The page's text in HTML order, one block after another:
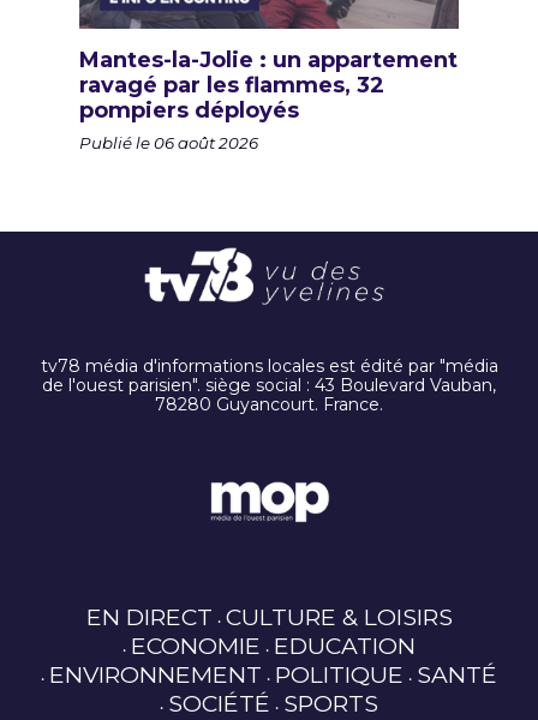
Mantes-la-Jolie : un appartement
ravagé par les flammes, 32
pompiers déployés
Publié le 06 août 2026
tv78 média d'informations locales est édité par "média
de l'ouest parisien". siège social : 43 Boulevard Vauban,
78280 Guyancourt. France.
EN DIRECT CULTURE & LOISIRS
ECONOMIE EDUCATION
ENVIRONNEMENT POLITIQUE SANTÉ
SOCIÉTÉ SPORTS